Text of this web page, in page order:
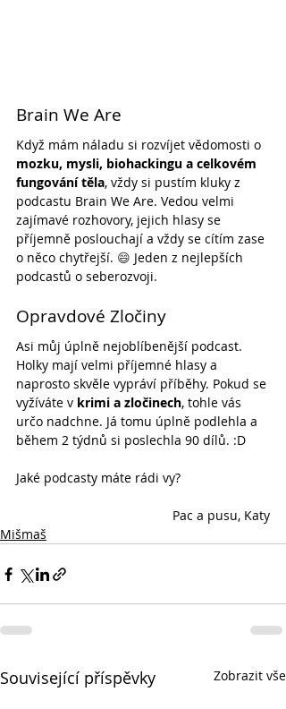
Brain We Are
Když mám náladu si rozvíjet vědomosti o
mozku, mysli, biohackingu a celkovém
fungování těla, vždy si pustím kluky z
podcastu Brain We Are. Vedou velmi
zajímavé rozhovory, jejich hlasy se
příjemně poslouchají a vždy se cítím zase
o něco chytřejší. 😄 Jeden z nejlepších
podcastů o seberozvoji.
Opravdové Zločiny
Asi můj úplně nejoblíbenější podcast.
Holky mají velmi příjemné hlasy a
naprosto skvěle vypráví příběhy. Pokud se
vyžíváte v krimi a zločinech, tohle vás
určo nadchne. Já tomu úplně podlehla a
během 2 týdnů si poslechla 90 dílů. :D
Jaké podcasty máte rádi vy?
Pac a pusu, Katy
Mišmaš
Související příspěvky Zobrazit vše